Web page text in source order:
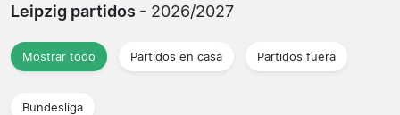
Leipzig partidos - 2026/2027
Mostrar todo Partidos en casa Partidos fuera
Bundesliga